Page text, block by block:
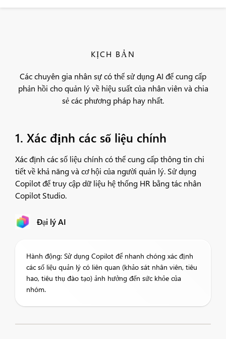
KỊCH BẢN
Các chuyên gia nhân sự có thể sử dụng AI để cung cấp
phản hồi cho quản lý về hiệu suất của nhân viên và chia
sẻ các phương pháp hay nhất.
1. Xác định các số liệu chính
Xác định các số liệu chính có thể cung cấp thông tin chi
tiết về khả năng và cơ hội của người quản lý. Sử dụng
Copilot để truy cập dữ liệu hệ thống HR bằng tác nhân
Copilot Studio.
Đại lý AI
Hành động: Sử dụng Copilot để nhanh chóng xác định
các số liệu quản lý có liên quan (khảo sát nhân viên, tiêu
hao, tiêu thụ đào tạo) ảnh hưởng đến sức khỏe của
nhóm.